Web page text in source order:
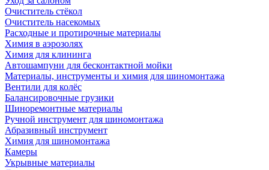
Очиститель стёкол
Очиститель насекомых
Расходные и протирочные материалы
Химия в аэрозолях
Химия для клининга
Автошампуни для бесконтактной мойки
Материалы, инструменты и химия для шиномонтажа
Вентили для колёс
Балансировочные грузики
Шиноремонтные материалы
Ручной инструмент для шиномонтажа
Абразивный инструмент
Химия для шиномонтажа
Камеры
Укрывные материалы